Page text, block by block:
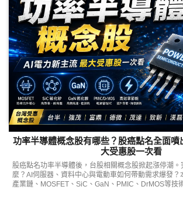
功率半導體概念股有哪些？股癌點名全面噴
大受惠股一次看
股癌點名功率半導體後，台股相關概念股掀起漲停潮
麼？AI伺服器、資料中心與電動車如何帶動需求爆發？
產業鏈、MOSFET、SiC、GaN、PMIC、DrMOS等技